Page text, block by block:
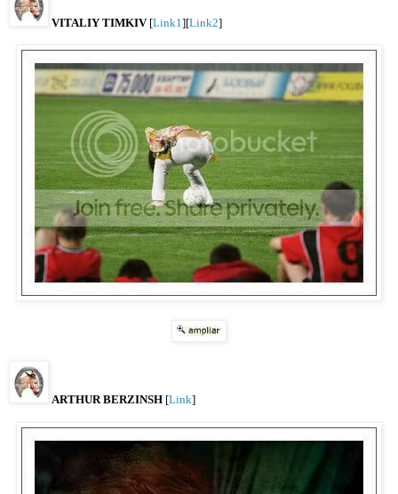
VITALIY TIMKIV[Link1 ][Link2]
ARTHUR BERZINSH [Link]